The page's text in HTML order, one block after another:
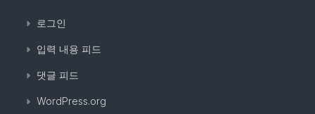
로그인
입력 내용 피드
댓글 피드
WordPress.org